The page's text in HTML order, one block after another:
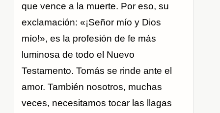
que vence a la muerte. Por eso, su
exclamación: «¡Señor mío y Dios
mío!», es la profesión de fe más
luminosa de todo el Nuevo
Testamento. Tomás se rinde ante el
amor. También nosotros, muchas
veces, necesitamos tocar las llagas